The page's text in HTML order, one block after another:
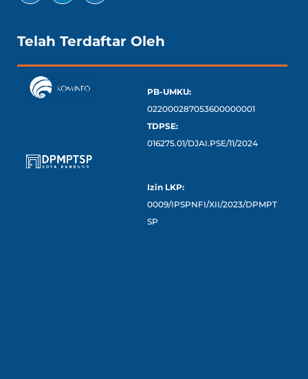
Telah Terdaftar Oleh
PB-UMKU:
022000287053600000001
TDPSE:
016275.01/DJAI.PSE/11/2024
Izin LKP:
0009/IPSPNFI/XII/2023/DPMPT
SP